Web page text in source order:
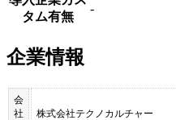
タム有無
-
企業情報
会
社
株式会社テクノカルチャー